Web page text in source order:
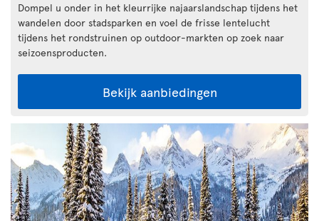
Dompel u onder in het kleurrijke najaarslandschap tijdens het
wandelen door stadsparken en voel de frisse lentelucht
tijdens het rondstruinen op outdoor-markten op zoek naar
seizoensproducten.
Bekijk aanbiedingen